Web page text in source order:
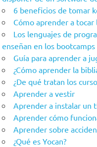
6 beneficios de tomar
Cómo aprender a tocar
Los lenguajes de
enseñan en los bootcamps
Guía para aprender a
¿Cómo aprender la
¿De qué tratan los
Aprender a vestir
Aprender a instalar un
Aprender cómo
Aprender sobre
¿Qué es Yocan?